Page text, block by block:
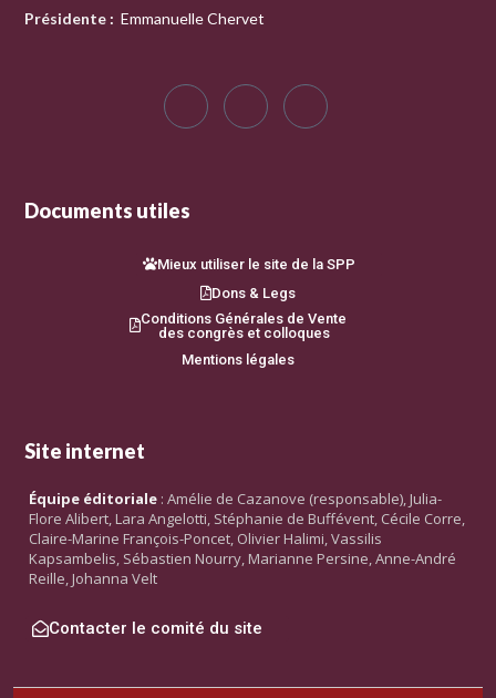
Présidente : Emmanuelle Chervet
Documents utiles
Mieux utiliser le site de la SPP
Dons & Legs
Conditions Générales de Vente
des congrès et colloques
Mentions légales
Site internet
Équipe éditoriale : Amélie de Cazanove (responsable), Julia-
Flore Alibert, Lara Angelotti, Stéphanie de Buffévent, Cécile Corre,
Claire-Marine François-Poncet, Olivier Halimi, Vassilis
Kapsambelis, Sébastien Nourry, Marianne Persine, Anne-André
Reille, Johanna Velt
Contacter le comité du site